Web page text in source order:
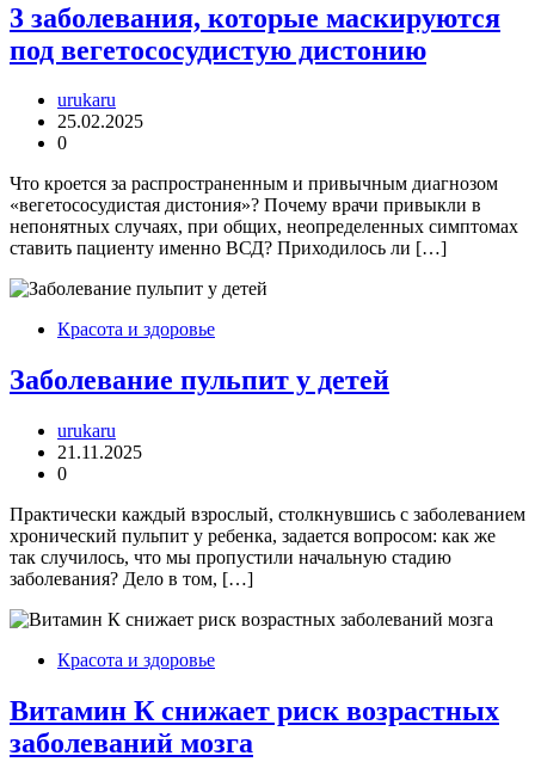
3 заболевания, которые маскируются
под вегетососудистую дистонию
urukaru
25.02.2025
0
Что кроется за распространенным и привычным диагнозом
«вегетососудистая дистония»? Почему врачи привыкли в
непонятных случаях, при общих, неопределенных симптомах
ставить пациенту именно ВСД? Приходилось ли […]
Красота и здоровье
Заболевание пульпит у детей
urukaru
21.11.2025
0
Практически каждый взрослый, столкнувшись с заболеванием
хронический пульпит у ребенка, задается вопросом: как же
так случилось, что мы пропустили начальную стадию
заболевания? Дело в том, […]
Красота и здоровье
Витамин К снижает риск возрастных
заболеваний мозга